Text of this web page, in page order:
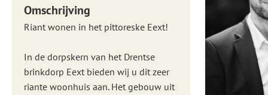
Omschrijving
Riant wonen in het pittoreske Eext!
In de dorpskern van het Drentse
brinkdorp Eext bieden wij u dit zeer
riante woonhuis aan. Het gebouw uit